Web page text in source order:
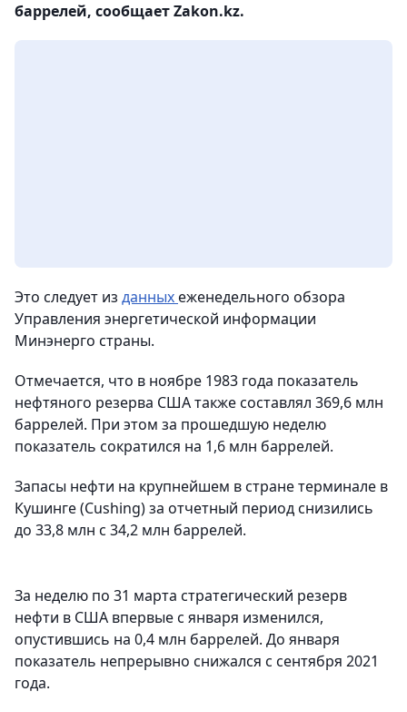
баррелей, сообщает Zakon.kz.
Это следует из данныхеженедельного обзора
Управления энергетической информации
Минэнерго страны.
Отмечается, что в ноябре 1983 года показатель
нефтяного резерва США также составлял 369,6 млн
баррелей. При этом за прошедшую неделю
показатель сократился на 1,6 млн баррелей.
Запасы нефти на крупнейшем в стране терминале в
Кушинге (Cushing) за отчетный период снизились
до 33,8 млн с 34,2 млн баррелей.
За неделю по 31 марта стратегический резерв
нефти в США впервые с января изменился,
опустившись на 0,4 млн баррелей. До января
показатель непрерывно снижался с сентября 2021
года.